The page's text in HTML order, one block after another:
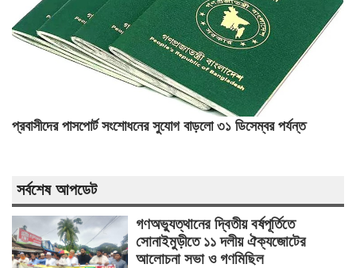
প্রবাসীদের পাসপোর্ট সংশোধনের সুযোগ বাড়লো ৩১ ডিসেম্বর পর্যন্ত
সর্বশেষ আপডেট
গণঅভ্যুত্থানের দ্বিতীয় বর্ষপূর্তিতে
সোনাইমুড়ীতে ১১ দলীয় ঐক্যজোটের
আলোচনা সভা ও গণমিছিল